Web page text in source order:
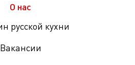
О нас
русской кухни
Вакансии